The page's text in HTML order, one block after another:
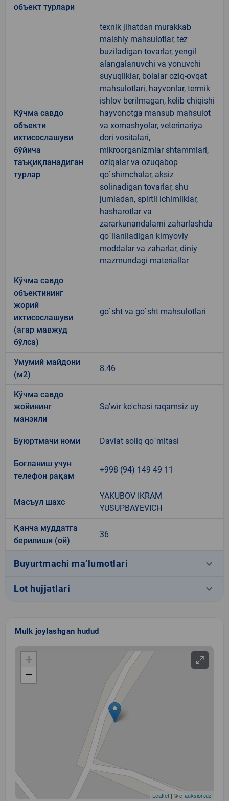
объект турлари
Кўчма савдо
объекти
ихтисослашуви
бўйича
таъқиқланадиган
турлар
texnik jihatdan murakkab
maishiy mahsulotlar, tez
buziladigan tovarlar, yengil
alangalanuvchi va yonuvchi
suyuqliklar, bolalar oziq-ovqat
mahsulotlari, hayvonlar, termik
ishlov berilmagan, kelib chiqishi
hayvonotga mansub mahsulot
va xomashyolar, veterinariya
dori vositalari,
mikroorganizmlar shtammlari,
oziqalar va ozuqabop
qo`shimchalar, aksiz
solinadigan tovarlar, shu
jumladan, spirtli ichimliklar,
hasharotlar va
zararkunandalarni zaharlashda
qo`llaniladigan kimyoviy
moddalar va zaharlar, diniy
mazmundagi materiallar
Кўчма савдо
объектининг
жорий
ихтисослашуви
(агар мавжуд
бўлса)
go`sht va go`sht mahsulotlari
Умумий майдони
(м2)
8.46
Кўчма савдо
жойининг
манзили
Sa'wir ko'chasi raqamsiz uy
Буюртмачи номи Davlat soliq qo`mitasi
Боғланиш учун
телефон рақам
+998 (94) 149 49 11
Масъул шахс
YAKUBOV IKRAM
YUSUPBAYEVICH
Қанча муддатга
берилиши (ой)
36
Buyurtmachi ma’lumotlari keyboard_arrow_down
Lot hujjatlari keyboard_arrow_down
Mulk joylashgan hudud
+
−
Leaflet | ©e-auksion.uz